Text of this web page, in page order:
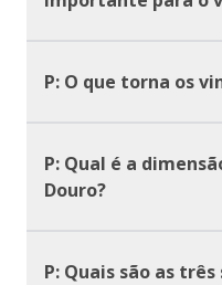
P: O que torna os
P: Qual é a
Douro?
P: Quais são as